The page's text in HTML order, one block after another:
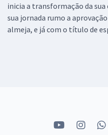
inicia a transformação da
sua jornada rumo a
almeja, e já com o título de